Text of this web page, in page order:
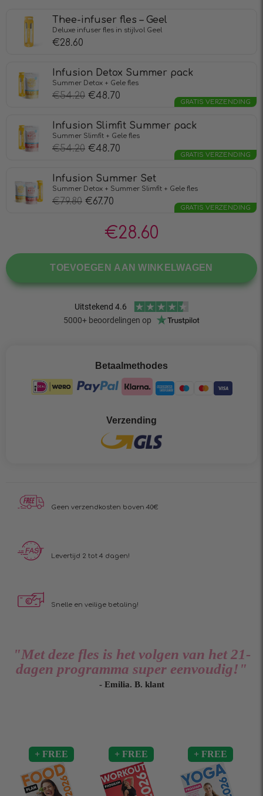
Thee-infuser fles – Geel
Deluxe infuser fles in stijlvol Geel
€28.60
Infusion Detox Summer pack
Summer Detox + Gele fles
€54.20 €48.70
GRATIS VERZENDING
Infusion Slimfit Summer pack
Summer Slimfit + Gele fles
€54.20 €48.70
GRATIS VERZENDING
Infusion Summer Set
Summer Detox + Summer Slimfit + Gele fles
€79.80 €67.70
GRATIS VERZENDING
€28.60
TOEVOEGEN AAN WINKELWAGEN
Betaalmethodes
Verzending
Geen verzendkosten boven 40€
Levertijd 2 tot 4 dagen!
Snelle en veilige betaling!
"Met deze fles is het volgen van het 21-
dagen programma super eenvoudig!"
- Emilia. B. klant